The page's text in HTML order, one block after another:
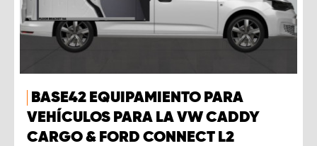
BASE42 EQUIPAMIENTO PARA
VEHÍCULOS PARA LA VW CADDY
CARGO & FORD CONNECT L2